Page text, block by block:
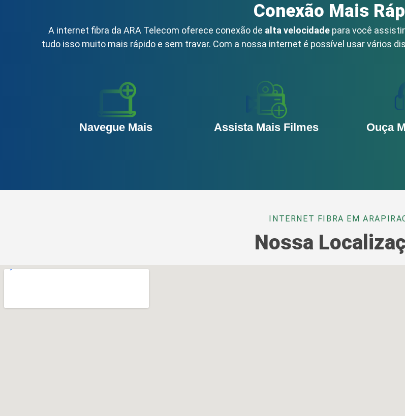
Conexão Mais
A internet fibra da ARA Telecom oferece conexão de alta velocidade para você
tudo isso muito mais rápido e sem travar. Com a nossa internet é possível usar vários
Navegue Mais Assista Mais Filmes Ouça
INTERNET FIBRA EM
Nossa